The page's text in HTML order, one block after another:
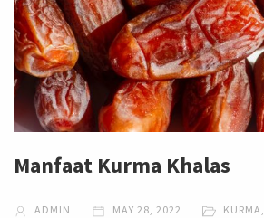
Manfaat Kurma Khalas
ADMIN MAY 28, 2022 KURMA,